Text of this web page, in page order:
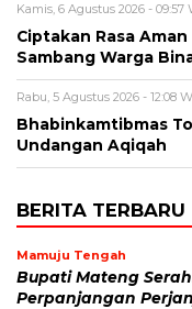
Kamis, 6 Agustus 2026 - 09:57
Ciptakan Rasa
Sambang Warga
Rabu, 5 Agustus 2026 - 12:08
Bhabinkamtibmas
Undangan Aqiqah
BERITA TERBARU
Mamuju Tengah
Bupati Mateng
Perpanjangan